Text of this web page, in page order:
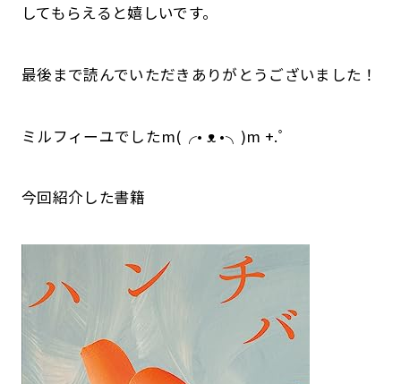
してもらえると嬉しいです。
最後まで読んでいただきありがとうございました！
ミルフィーユでしたm(╭• ᴥ •╮)m +.ﾟ
今回紹介した書籍